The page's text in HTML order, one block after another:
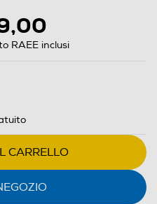
RAEE inclusi
CARRELLO